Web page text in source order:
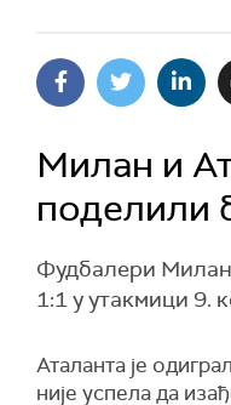
Милан и
поделили
Фудбалери
1:1 у утакмици 9.
Аталанта је
није успела да